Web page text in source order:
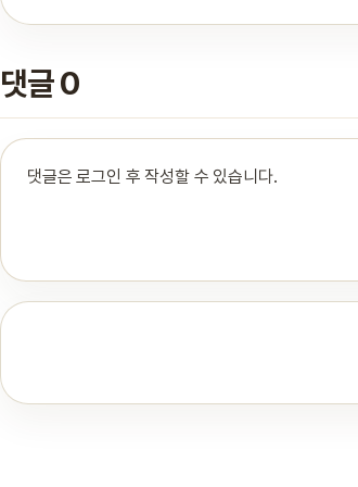
댓글 0
댓글은 로그인 후 작성할 수 있습니다.